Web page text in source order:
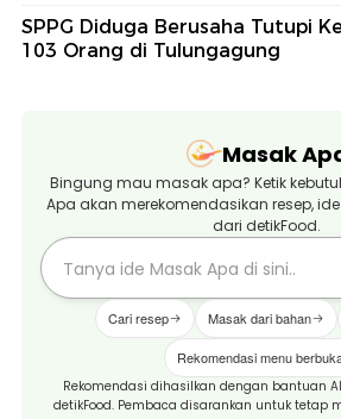
SPPG Diduga Berusaha Tutupi
103 Orang di Tulungagung
Masak
Bingung mau masak apa? Ketik
Apa akan merekomendasikan resep,
dari detikFood.
Cari resep Masak dari bahan
Rekomendasi menu
Rekomendasi dihasilkan dengan bantuan
detikFood. Pembaca disarankan untuk tetap